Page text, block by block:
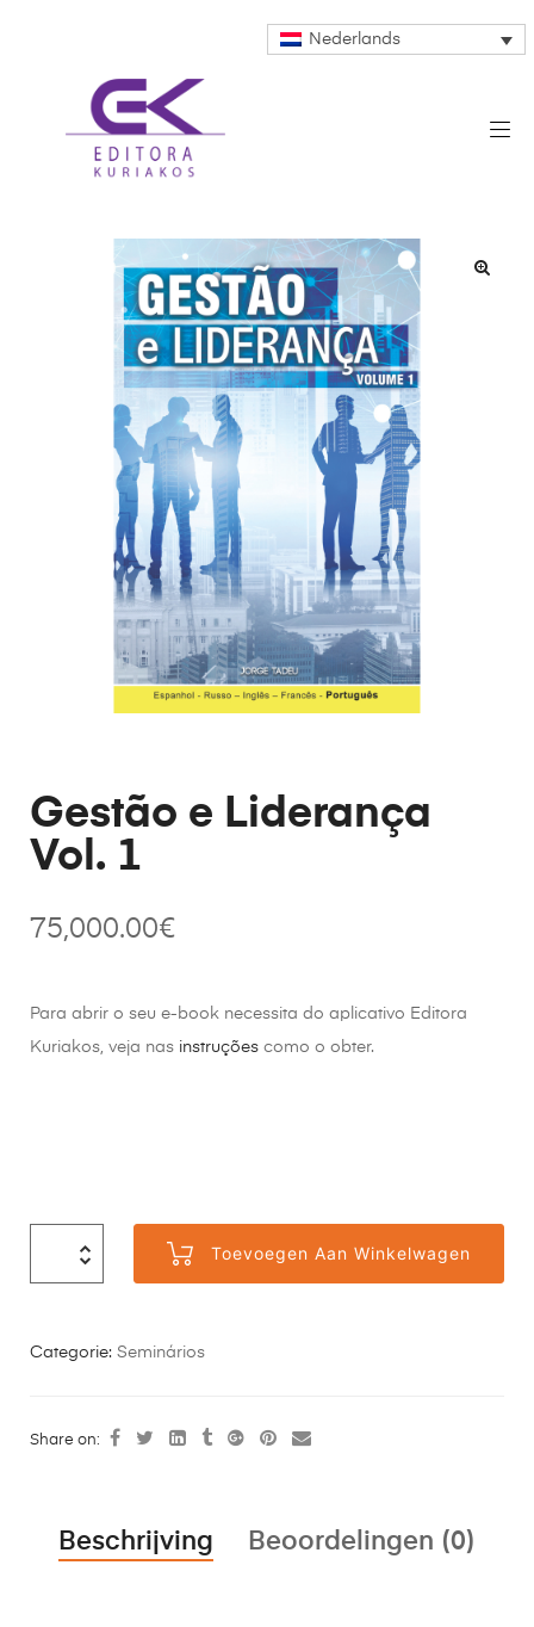
Nederlands
Gestão e Liderança
Vol. 1
75,000.00€
Para abrir o seu e-book necessita do aplicativo Editora
Kuriakos, veja nas instruções como o obter.
Toevoegen Aan Winkelwagen
Categorie: Seminários
Share on:
Beschrijving Beoordelingen (0)